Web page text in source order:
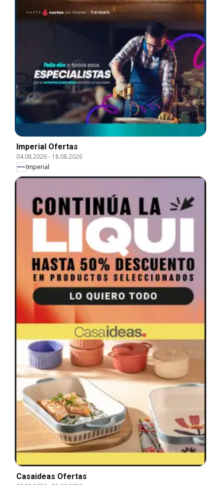
Imperial Ofertas
04.08.2026- 18.08.2026
Imperial
Casaideas Ofertas